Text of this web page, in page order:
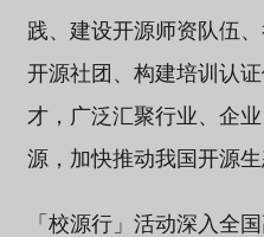
践、建设开源师资队伍
开源社团、构建培训认
才，广泛汇聚行业、企
源，加快推动我国开源生
「校源行」活动深入全